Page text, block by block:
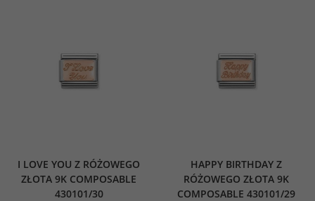
I LOVE YOU Z RÓŻOWEGO
ZŁOTA 9K COMPOSABLE
430101/30
HAPPY BIRTHDAY Z
RÓŻOWEGO ZŁOTA 9K
COMPOSABLE 430101/29